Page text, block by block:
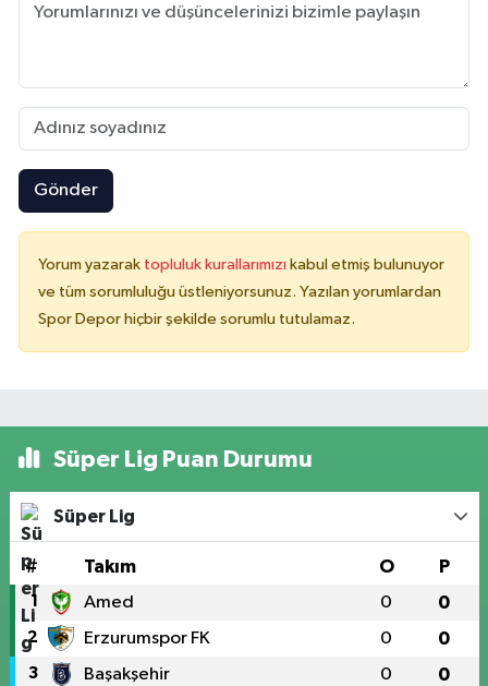
Gönder
Yorum yazarak topluluk kurallarımızı kabul etmiş bulunuyor
ve tüm sorumluluğu üstleniyorsunuz. Yazılan yorumlardan
Spor Depor hiçbir şekilde sorumlu tutulamaz.
Süper Lig Puan Durumu
Süper Lig
# Takım O P
1 Amed 0 0
2 Erzurumspor FK 0 0
3 Başakşehir 0 0